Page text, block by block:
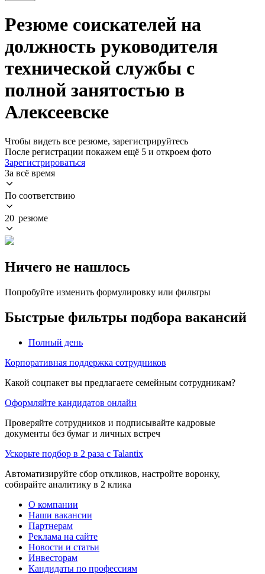
Резюме соискателей на
должность руководителя
технической службы с
полной занятостью в
Алексеевске
Чтобы видеть все резюме, зарегистрируйтесь
После регистрации покажем ещё 5 и откроем фото
Зарегистрироваться
За всё время
По соответствию
20 резюме
Ничего не нашлось
Попробуйте изменить формулировку или фильтры
Быстрые фильтры подбора вакансий
Полный день
Корпоративная поддержка сотрудников
Какой соцпакет вы предлагаете семейным сотрудникам?
Оформляйте кандидатов онлайн
Проверяйте сотрудников и подписывайте кадровые
документы без бумаг и личных встреч
Ускорьте подбор в 2 раза с Talantix
Автоматизируйте сбор откликов, настройте воронку,
собирайте аналитику в 2 клика
О компании
Наши вакансии
Партнерам
Реклама на сайте
Новости и статьи
Инвесторам
Кандидаты по профессиям